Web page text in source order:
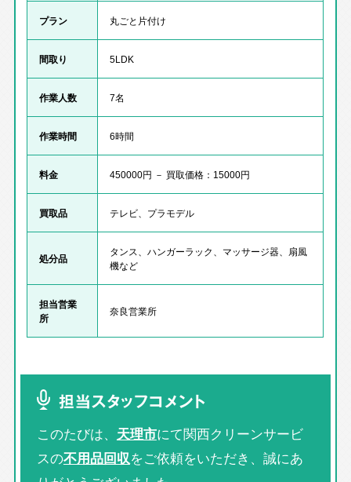
プラン 丸ごと片付け
間取り 5LDK
作業人数 7名
作業時間 6時間
料金 450000円 － 買取価格：15000円
買取品 テレビ、プラモデル
処分品
タンス、ハンガーラック、マッサージ器、扇風
機など
担当営業
所
奈良営業所
担当スタッフコメント
このたびは、 天理市にて関西クリーンサービ
スの不用品回収をご依頼をいただき、誠にあ